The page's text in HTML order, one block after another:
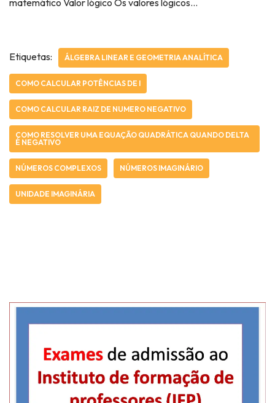
Etiquetas: ÁLGEBRA LINEAR E GEOMETRIA ANALÍTICA
COMO CALCULAR POTÊNCIAS DE I
COMO CALCULAR RAIZ DE NUMERO NEGATIVO
COMO RESOLVER UMA EQUAÇÃO QUADRÁTICA QUANDO DELTA
É NEGATIVO
NÚMEROS COMPLEXOS NÚMEROS IMAGINÁRIO
UNIDADE IMAGINÁRIA